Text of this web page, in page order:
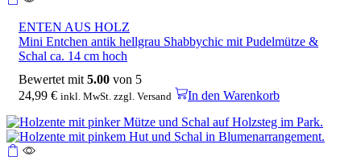
ENTEN AUS HOLZ
Mini Entchen antik hellgrau Shabbychic mit Pudelmütze &
Schal ca. 14 cm hoch
Bewertet mit 5.00 von 5
24,99 € inkl. MwSt. zzgl. Versand In den Warenkorb